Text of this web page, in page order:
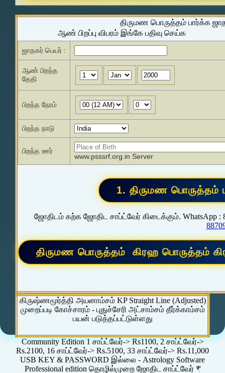
திருமண பொருத்தம் பார்க்க
ஆண் பிறப்பு விபரம் இங்கே பதிவு செய்க
ஜாதகர் பெயர் :
ஆண் பிறந்த
தேதி
பிறந்த நேரம்
பிறந்த நாடு
பிறந்த ஊர்
www.psssrf.org.in Server
ஜோதிடம் கற்க ஜோதிட சாப்ட்வேர் கிடைக்கும். WhatsApp :
கிருஷ்ணமூர்த்தி அயனாம்சம் KP Straight Line (Adjusted)
முறைப்படி கோச்சாரம் - புதுச்சேரி அட்சாம்சம் தீர்க்காம்சம்
பயன் படுத்தப்பட்டுள்ளது
Community Edition 1 சாப்ட்வேர்-> Rs1100, 2 சாப்ட்வேர்->
Rs.2100, 16 சாப்ட்வேர்-> Rs.5100, 33 சாப்ட்வேர்-> Rs.11,000
USB KEY & PASSWORD இல்லை - Astrology Software
Professional edition தொழில்முறை ஜோதிட சாப்ட்வேர் ₹